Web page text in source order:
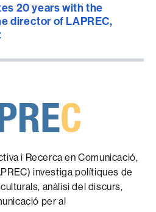
20 years with the
director of LAPREC,
i Recerca en Comunicació,
investiga polítiques de
anàlisi del discurs,
per al